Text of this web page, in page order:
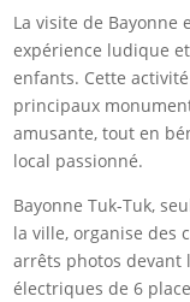
La visite de
expérience ludique
enfants. Cette
principaux
amusante, tout en
local passionné.
Bayonne Tuk-Tuk,
la ville, organise des
arrêts photos devant
électriques de 6